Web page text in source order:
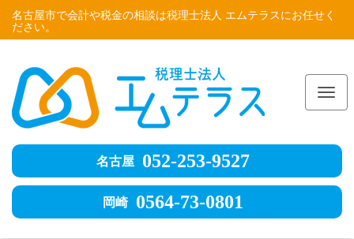
名古屋市で会計や税金の相談は税理士法人 エムテラスにお任せく
ださい。
名古屋 052-253-9527
岡崎 0564-73-0801